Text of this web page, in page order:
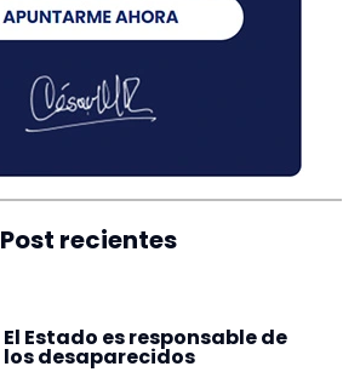
Post recientes
El Estado es responsable de
los desaparecidos